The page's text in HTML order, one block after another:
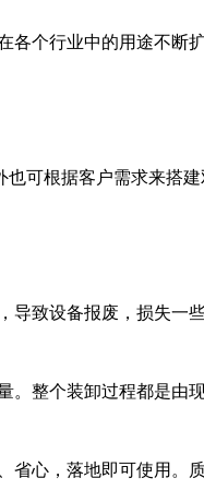
行业中的用途不断扩
据客户需求来搭建
设备报废，损失一些
个装卸过程都是由现
，落地即可使用。质